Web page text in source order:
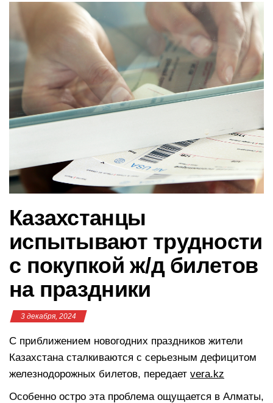
в
и
г
и
Казахстанцы
испытывают трудности
с покупкой ж/д билетов
на праздники
3 декабря, 2024
С приближением новогодних праздников жители
Казахстана сталкиваются с серьезным дефицитом
железнодорожных билетов, передает vera.kz
Особенно остро эта проблема ощущается в Алматы,